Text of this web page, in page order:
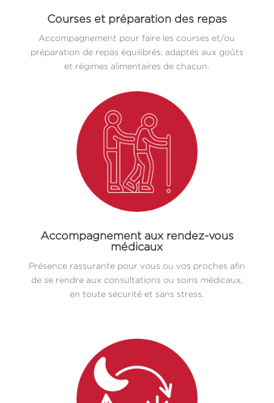
Courses et préparation des repas
Accompagnement pour faire les courses et/ou
préparation de repas équilibrés, adaptés aux goûts
et régimes alimentaires de chacun.
Accompagnement aux rendez-vous
médicaux
Présence rassurante pour vous ou vos proches afin
de se rendre aux consultations ou soins médicaux,
en toute sécurité et sans stress.